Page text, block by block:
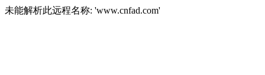
未能解析此远程名称: 'www.cnfad.com'